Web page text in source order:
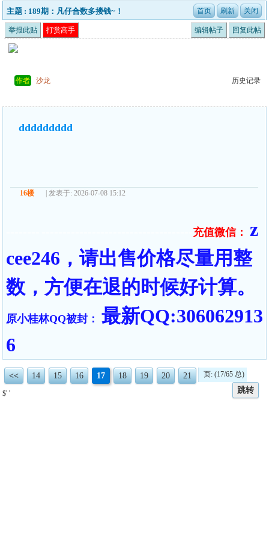
主题 : 189期：凡仔合数多搂钱~！
举报此贴 打赏高手 编辑帖子 回复此帖
作者 沙龙 历史记录
ddddddddd
16楼 | 发表于: 2026-07-08 15:12
充值微信：
z
cee246，请出售价格尽量用整
数，方便在退的时候好计算。
原小桂林QQ被封： 最新QQ:306062913
6
<< 14 15 16 17 18 19 20 21 页: (17/65 总)
跳转
$' '